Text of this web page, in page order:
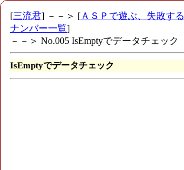
[三流君] －－＞ [ ＡＳＰで遊ぶ、失敗する
ナンバー一覧]
－－＞ No.005 IsEmptyでデータチェック
IsEmptyでデータチェック